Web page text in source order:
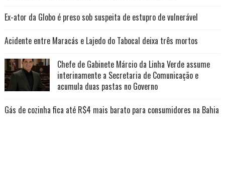
Ex-ator da Globo é preso sob suspeita de estupro de vulnerável
Acidente entre Maracás e Lajedo do Tabocal deixa três mortos
Chefe de Gabinete Márcio da Linha Verde assume
interinamente a Secretaria de Comunicação e
acumula duas pastas no Governo
Gás de cozinha fica até R$4 mais barato para consumidores na Bahia